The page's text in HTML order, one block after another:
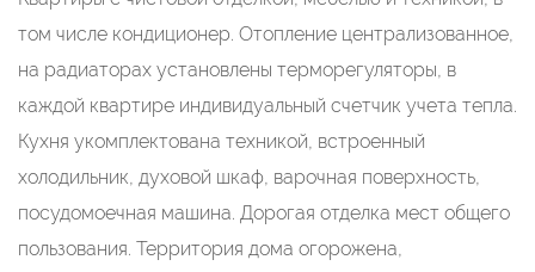
том числе кондиционер. Отопление централизованное,
на радиаторах установлены терморегуляторы, в
каждой квартире индивидуальный счетчик учета тепла.
Кухня укомплектована техникой, встроенный
холодильник, духовой шкаф, варочная поверхность,
посудомоечная машина. Дорогая отделка мест общего
пользования. Территория дома огорожена,